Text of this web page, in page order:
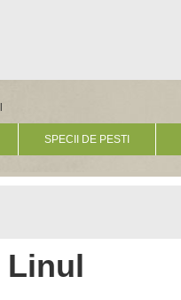
SPECII DE PESTI
Linul